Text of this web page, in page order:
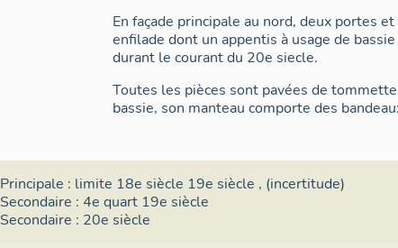
En façade principale au nord, deux portes
enfilade dont un appentis à usage de
durant le courant du 20e siecle.
Toutes les pièces sont pavées de
bassie, son manteau comporte des
Principale : limite 18e siècle 19e siècle , (incertitude)
Secondaire :4e quart 19e siècle
Secondaire : 20e siècle